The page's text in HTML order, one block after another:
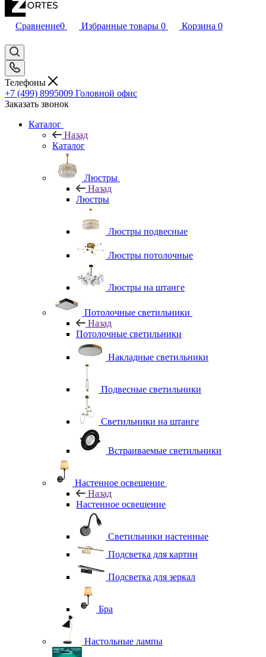
Сравнение0 Избранные товары 0 Корзина 0
Телефоны
+7 (499) 8995009 Головной офис
Заказать звонок
Каталог
Назад
Каталог
Люстры
Назад
Люстры
Люстры подвесные
Люстры потолочные
Люстры на штанге
Потолочные светильники
Назад
Потолочные светильники
Накладные светильники
Подвесные светильники
Светильники на штанге
Встраиваемые светильники
Настенное освещение
Назад
Настенное освещение
Светильники настенные
Подсветка для картин
Подсветка для зеркал
Бра
Настольные лампы